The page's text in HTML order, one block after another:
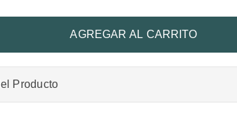
Producto